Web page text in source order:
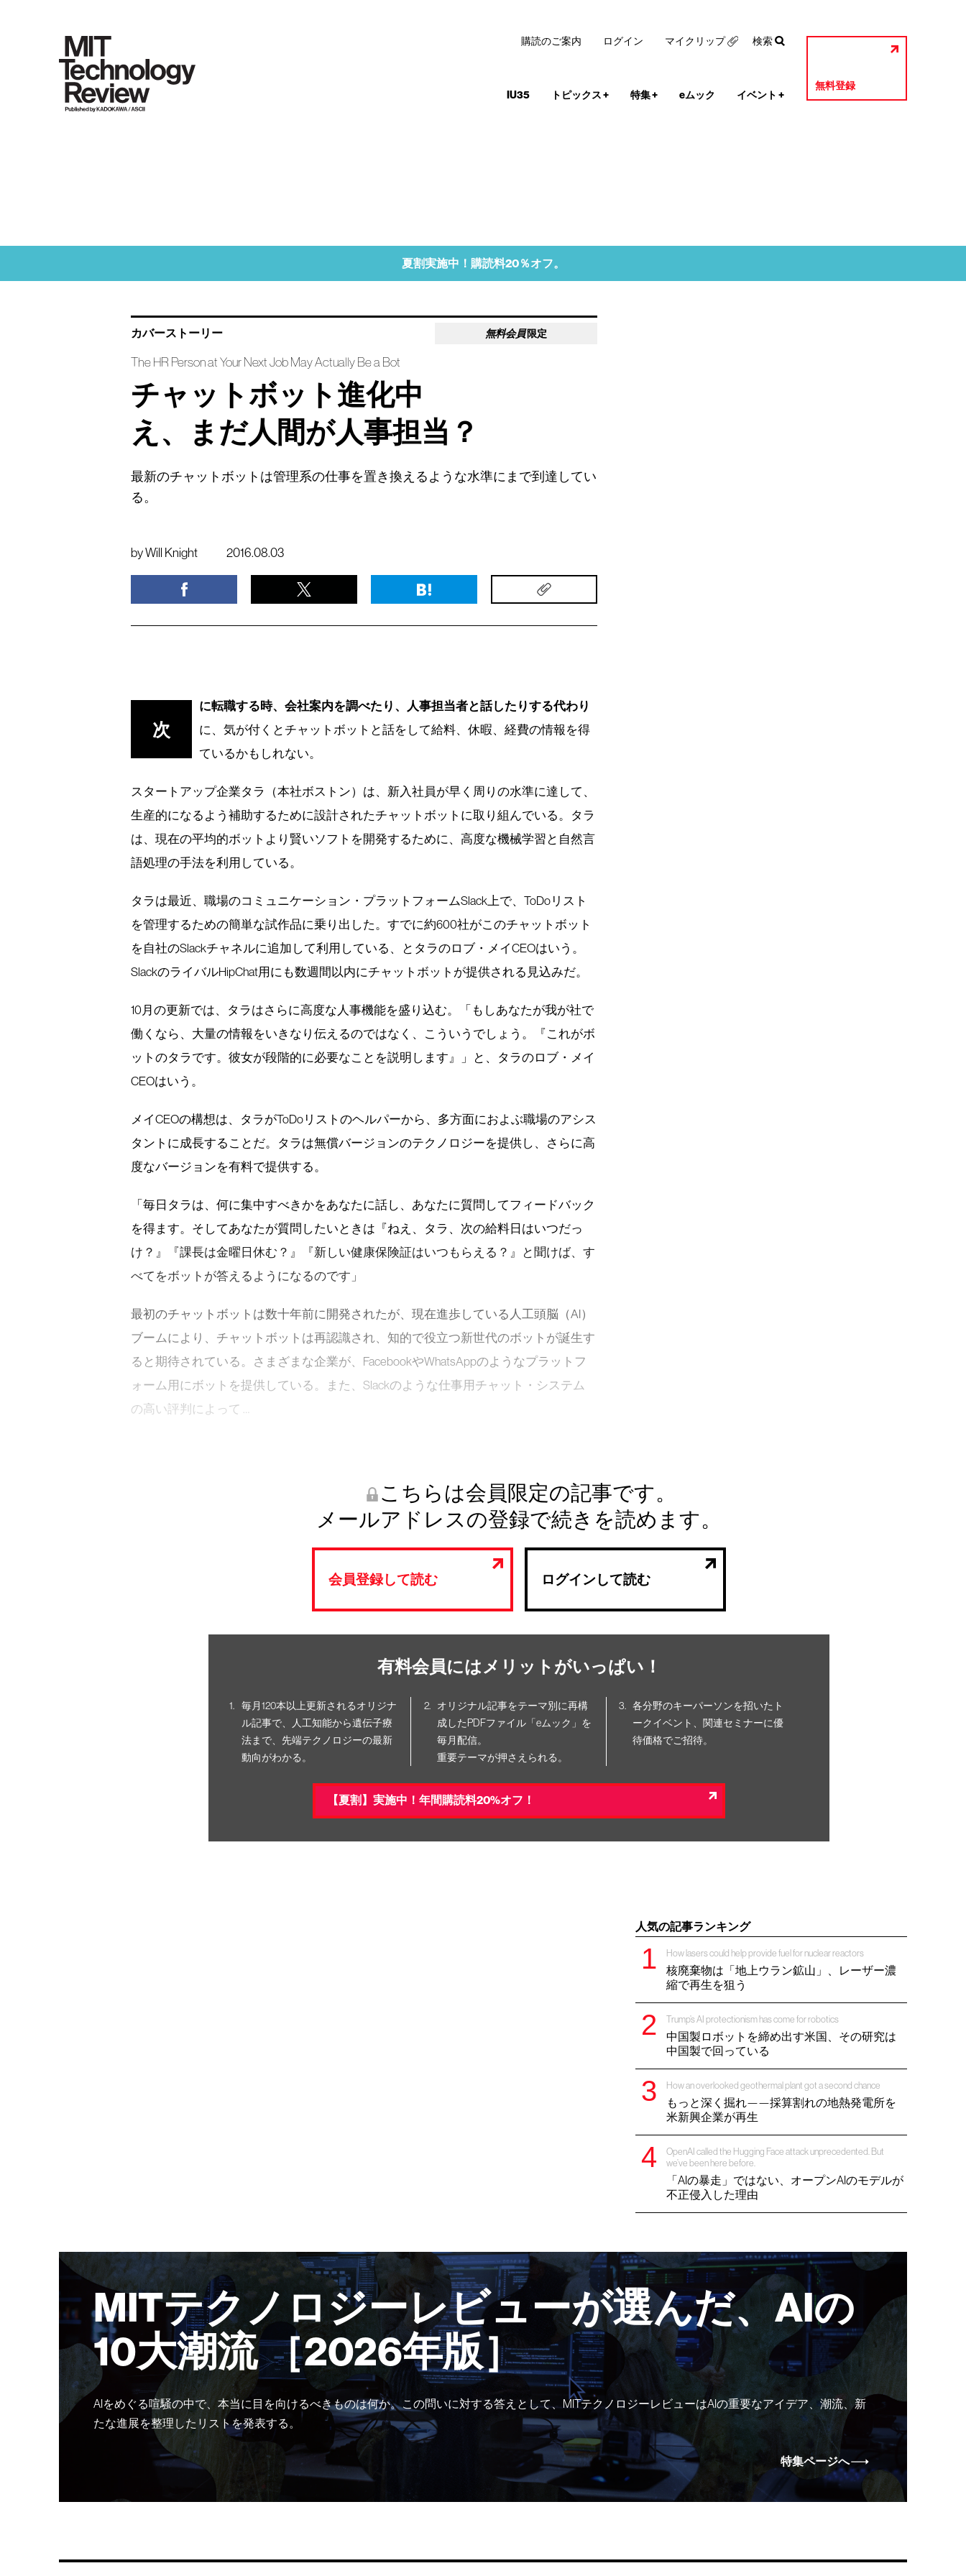
IU35 トピックス+ 特集+ eムック イベント +
無料登録
購読のご案内 ログイン マイクリップ 検索
夏割実施中！購読料20％オフ。
カバーストーリー 無料会員 限定
The HR Person at Your Next Job May Actually Be a Bot
チャットボット進化中
え、まだ人間が人事担当？
最新のチャットボットは管理系の仕事を置き換えるような水準にまで到達してい
る。
byWill Knight 2016.08.03
次
に転職する時、会社案内を調べたり、人事担当者と話したりする代わり
に、気が付くとチャットボットと話をして給料、休暇、経費の情報を得
ているかもしれない。
スタートアップ企業タラ（本社ボストン）は、新入社員が早く周りの水準に達して、
生産的になるよう補助するために設計されたチャットボットに取り組んでいる。タラ
は、現在の平均的ボットより賢いソフトを開発するために、高度な機械学習と自然言
語処理の手法を利用している。
タラは最近、職場のコミュニケーション・プラットフォームSlack上で、ToDoリスト
を管理するための簡単な試作品に乗り出した。すでに約600社がこのチャットボット
を自社のSlackチャネルに追加して利用している、とタラのロブ・メイCEOはいう。
SlackのライバルHipChat用にも数週間以内にチャットボットが提供される見込みだ。
10月の更新では、タラはさらに高度な人事機能を盛り込む。「もしあなたが我が社で
働くなら、大量の情報をいきなり伝えるのではなく、こういうでしょう。『これがボ
ットのタラです。彼女が段階的に必要なことを説明します』」と、タラのロブ・メイ
CEOはいう。
メイCEOの構想は、タラがToDoリストのヘルパーから、多方面におよぶ職場のアシス
タントに成長することだ。タラは無償バージョンのテクノロジーを提供し、さらに高
度なバージョンを有料で提供する。
「毎日タラは、何に集中すべきかをあなたに話し、あなたに質問してフィードバック
を得ます。そしてあなたが質問したいときは『ねえ、タラ、次の給料日はいつだっ
け？』『課長は金曜日休む？』『新しい健康保険証はいつもらえる？』と聞けば、す
べてをボットが答えるようになるのです」
最初のチャットボットは数十年前に開発されたが、現在進歩している人工頭脳（AI）
ブームにより、チャットボットは再認識され、知的で役立つ新世代のボットが誕生す
ると期待されている。さまざまな企業が、FacebookやWhatsAppのようなプラットフ
ォーム用にボットを提供している。また、Slackのような仕事用チャット・システム
の高い評判によって …
こちらは会員限定の記事です。
メールアドレスの登録で続きを読めます。
会員登録して読む ログインして読む
有料会員にはメリットがいっぱい！
毎月120本以上更新されるオリジナ
ル記事で、人工知能から遺伝子療
法まで、先端テクノロジーの最新
動向がわかる。
オリジナル記事をテーマ別に再構
成したPDFファイル「eムック」を
毎月配信。
重要テーマが押さえられる。
各分野のキーパーソンを招いたト
ークイベント、関連セミナーに優
待価格でご招待。
【夏割】実施中！年間購読料20%オフ！
人気の記事ランキング
How lasers could help provide fuel for nuclear reactors
核廃棄物は「地上ウラン鉱山」、レーザー濃
縮で再生を狙う
Trump’s AI protectionism has come for robotics
中国製ロボットを締め出す米国、その研究は
中国製で回っている
How an overlooked geothermal plant got a second chance
もっと深く掘れ——採算割れの地熱発電所を
米新興企業が再生
OpenAI called the Hugging Face attack unprecedented. But
we’ve been here before.
「AIの暴走」ではない、オープンAIのモデルが
不正侵入した理由
MITテクノロジーレビューが選んだ、AIの
10大潮流 ［2026年版］
AIをめぐる喧騒の中で、本当に目を向けるべきものは何か。この問いに対する答えとして、MITテクノロジーレビューはAIの重要なアイデア、潮流、新
たな進展を整理したリストを発表する。
特集ページへ